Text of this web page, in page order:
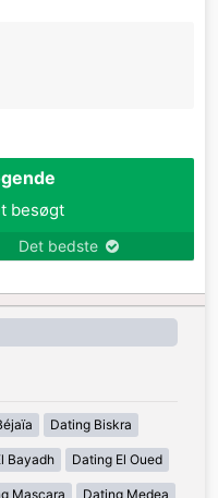
besøgt
Det bedste
Dating Biskra
Bayadh Dating El Oued
Mascara Dating Medea